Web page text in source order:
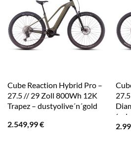
Cube Reaction Hybrid Pro –
27.5 // 29 Zoll 800Wh 12K
Trapez – dustyolive´n´gold
2.549,99€